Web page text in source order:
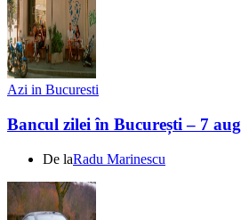
Azi in Bucuresti
Bancul zilei în București – 7
De laRadu Marinescu